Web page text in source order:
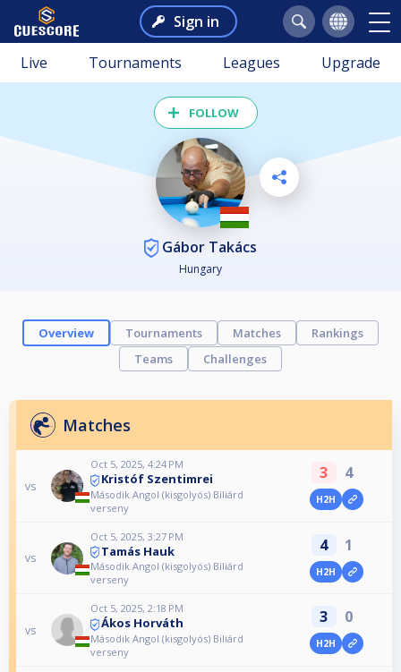
Sign in
Live Tournaments Leagues Upgrade
FOLLOW
Gábor Takács
Hungary
Overview Tournaments Matches
Rankings
Teams
Challenges
Matches
vs
Oct 5, 2025, 4:24 PM
Kristóf Szentimrei
Második Angol (kisgolyós) Biliárd
verseny
3 4
H2H
vs
Oct 5, 2025, 3:27 PM
Tamás Hauk
Második Angol (kisgolyós) Biliárd
verseny
4 1
H2H
vs
Oct 5, 2025, 2:18 PM
Ákos Horváth
Második Angol (kisgolyós) Biliárd
verseny
3 0
H2H